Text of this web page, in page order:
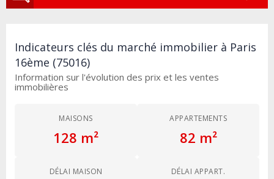
Indicateurs clés du marché immobilier à Paris
16ème (75016)
Information sur l'évolution des prix et les ventes
immobilières
MAISONS
128 m²
APPARTEMENTS
82 m²
DÉLAI MAISON DÉLAI APPART.